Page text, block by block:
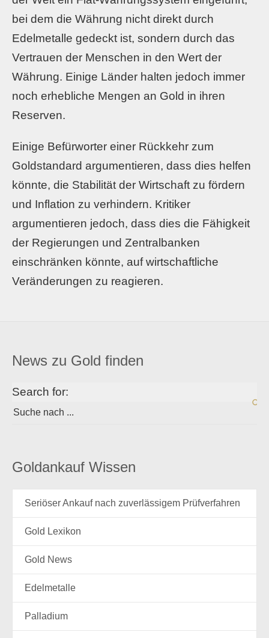
bei dem die Währung nicht direkt durch
Edelmetalle gedeckt ist, sondern durch das
Vertrauen der Menschen in den Wert der
Währung. Einige Länder halten jedoch immer
noch erhebliche Mengen an Gold in ihren
Reserven.
Einige Befürworter einer Rückkehr zum
Goldstandard argumentieren, dass dies helfen
könnte, die Stabilität der Wirtschaft zu fördern
und Inflation zu verhindern. Kritiker
argumentieren jedoch, dass dies die Fähigkeit
der Regierungen und Zentralbanken
einschränken könnte, auf wirtschaftliche
Veränderungen zu reagieren.
News zu Gold finden
Search for:
Goldankauf Wissen
Seriöser Ankauf nach zuverlässigem Prüfverfahren
Gold Lexikon
Gold News
Edelmetalle
Palladium